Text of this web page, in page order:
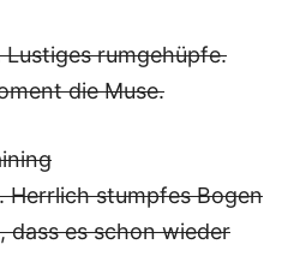
Lustiges rumgehüpfe.
die Muse.
. Herrlich stumpfes Bogen
dass es schon wieder